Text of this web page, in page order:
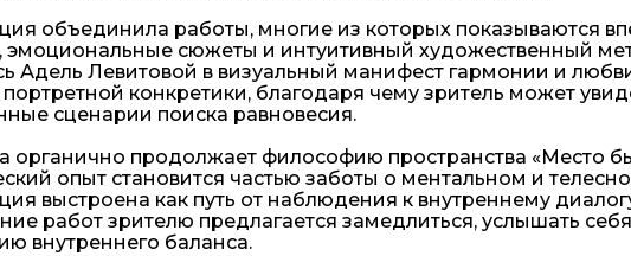
объединила работы, многие из которых показываются
эмоциональные сюжеты и интуитивный художественный
Адель Левитовой в визуальный манифест гармонии и
конкретики, благодаря чему зритель может
сценарии поиска равновесия.
органично продолжает философию пространства «Место
опыт становится частью заботы о ментальном и
выстроена как путь от наблюдения к внутреннему
работ зрителю предлагается замедлиться, услышать
внутреннего баланса.